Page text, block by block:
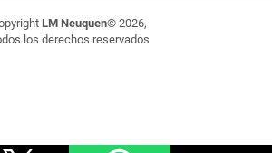
LM Neuquen© 2026,
los derechos reservados